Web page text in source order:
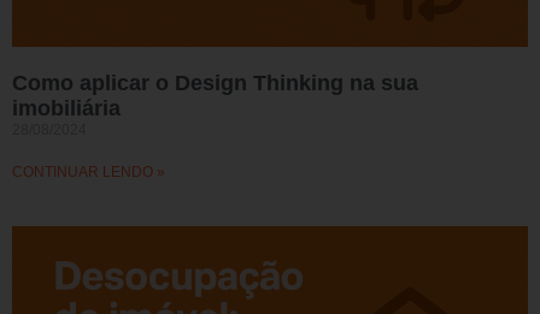
Como aplicar o Design Thinking na sua
imobiliária
CONTINUAR LENDO »